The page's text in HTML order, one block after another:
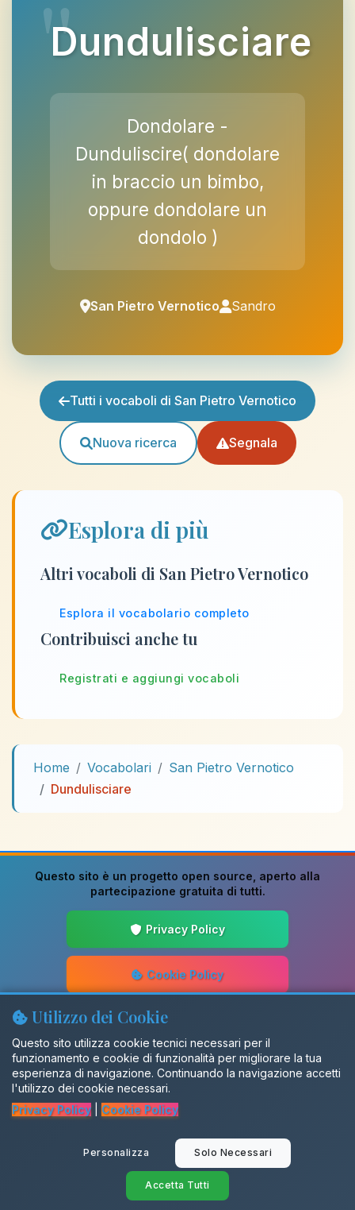
Dundulisciare
Dondolare -
Dunduliscire( dondolare
in braccio un bimbo,
oppure dondolare un
dondolo )
San Pietro Vernotico Sandro
Tutti i vocaboli di San Pietro Vernotico
Nuova ricerca Segnala
Esplora di più
Altri vocaboli di San Pietro Vernotico
Esplora il vocabolario completo
Contribuisci anche tu
Registrati e aggiungi vocaboli
Home Vocabolari
San Pietro Vernotico
Dundulisciare
Questo sito è un progetto open source , aperto alla
partecipazione gratuita di tutti.
Privacy Policy
Cookie Policy
Guida alla Scrittura
Aggiornamenti
Gruppo Facebook
SalentiX
© 2026 Dialettando. Tutti i diritti riservati.
Utilizzo dei Cookie
Questo sito utilizza cookie tecnici necessari per il
funzionamento e cookie di funzionalità per migliorare la tua
esperienza di navigazione. Continuando la navigazione accetti
l'utilizzo dei cookie necessari.
Privacy Policy
Cookie Policy
Personalizza Solo Necessari
Accetta Tutti